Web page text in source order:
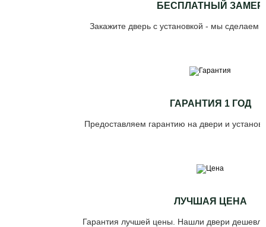
БЕСПЛАТНЫЙ ЗАМЕР
Закажите дверь с установкой - мы сделаем
ГАРАНТИЯ 1 ГОД
Предоставляем гарантию на двери и
ЛУЧШАЯ ЦЕНА
Гарантия лучшей цены. Нашли двери